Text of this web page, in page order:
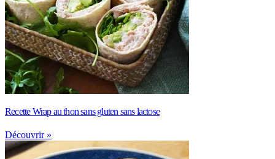
Recette Wrap au thon sans gluten sans lactose
Découvrir »